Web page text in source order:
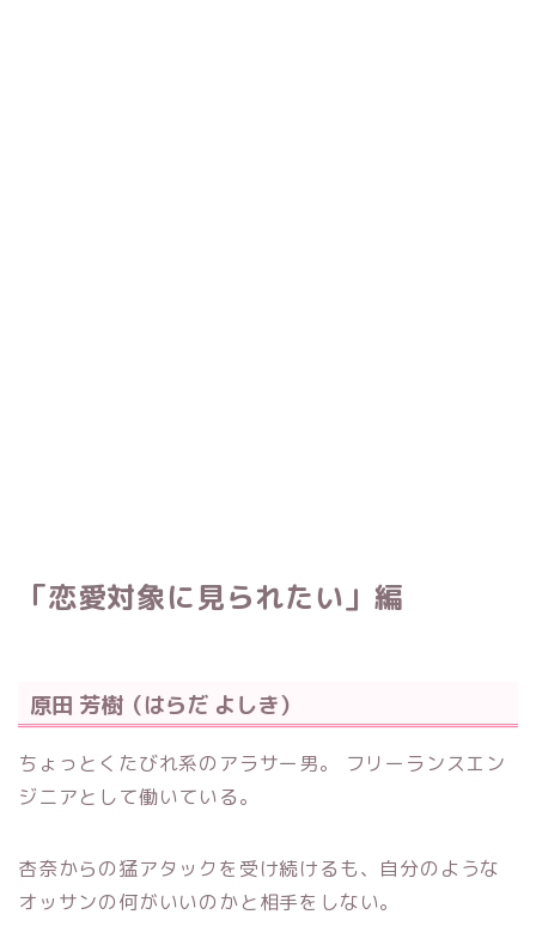
「恋愛対象に見られたい」編
原田 芳樹（はらだ よしき）
ちょっとくたびれ系のアラサー男。 フリーランスエン
ジニアとして働いている。
杏奈からの猛アタックを受け続けるも、自分のような
オッサンの何がいいのかと相手をしない。